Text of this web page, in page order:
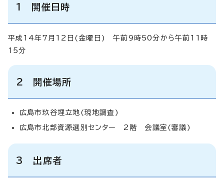
1 開催日時
平成14年7月12日(金曜日) 午前9時50分から午前11時
15分
2 開催場所
広島市玖谷埋立地(現地調査)
広島市北部資源選別センター 2階 会議室(審議)
3 出席者